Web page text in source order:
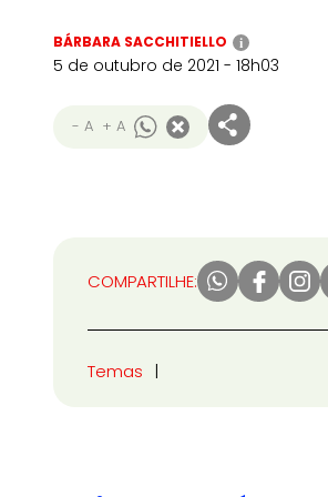
BÁRBARA SACCHITIELLO i
5 de outubro de 2021 - 18h03
- A + A
COMPARTILHE:
Temas